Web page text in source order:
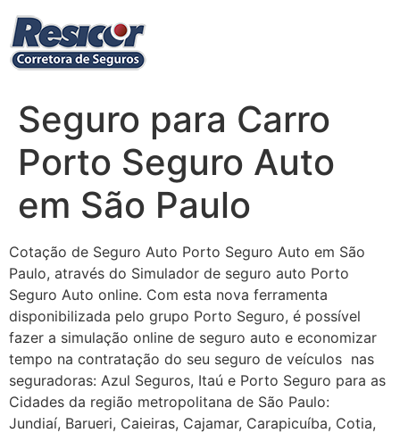
para
conteúdo
Seguro para Carro
Porto Seguro Auto
em São Paulo
Cotação de Seguro Auto Porto Seguro Auto em São
Paulo, através do Simulador de seguro auto Porto
Seguro Auto online. Com esta nova ferramenta
disponibilizada pelo grupo Porto Seguro, é possível
fazer a simulação online de seguro auto e economizar
tempo na contratação do seu seguro de veículos nas
seguradoras: Azul Seguros, Itaú e Porto Seguro para as
Cidades da região metropolitana de São Paulo:
Jundiaí, Barueri, Caieiras, Cajamar, Carapicuíba, Cotia,